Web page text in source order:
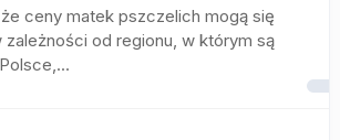
ceny matek pszczelich mogą się
zależności od regionu, w którym są